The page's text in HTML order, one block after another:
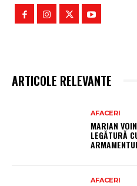
ARTICOLE RELEVANTE
AFACERI
MARIAN
LEGĂTURĂ
AFACERI